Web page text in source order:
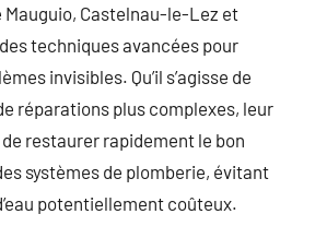
Mauguio, Castelnau-le-Lez et
techniques avancées pour
invisibles. Qu’il s’agisse de
réparations plus complexes, leur
restaurer rapidement le bon
systèmes de plomberie, évitant
potentiellement coûteux.